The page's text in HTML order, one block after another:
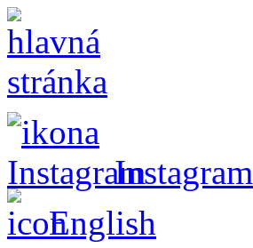
Instagram
English